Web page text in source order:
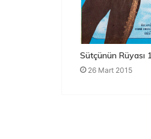
Sütçünün Rüyası
26 Mart 2015